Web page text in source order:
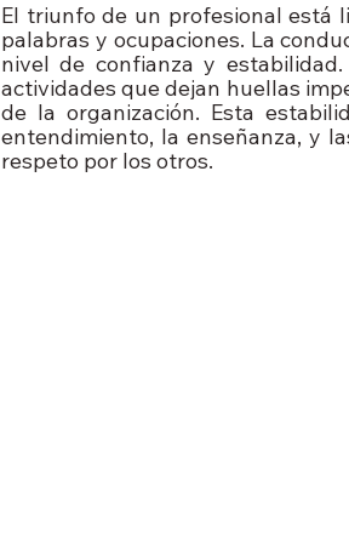
El triunfo de un profesional está
palabras y ocupaciones. La
nivel de confianza y
actividades que dejan huellas
de la organización. Esta
entendimiento, la enseñanza, y
respeto por los otros.